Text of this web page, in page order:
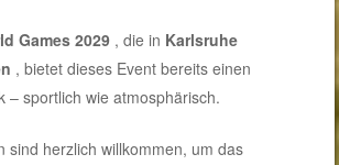
Games 2029 , die in Karlsruhe
, bietet dieses Event bereits einen
– sportlich wie atmosphärisch.
sind herzlich willkommen, um das